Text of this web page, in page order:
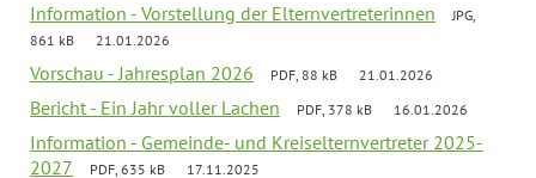
Information - Vorstellung der Elternvertreterinnen
JPG,
861 kB
21.01.2026
Vorschau - Jahresplan 2026 PDF, 88 kB 21.01.2026
Bericht - Ein Jahr voller Lachen PDF, 378 kB 16.01.2026
Information - Gemeinde- und Kreiselternvertreter 2025-
2027
PDF, 635 kB 17.11.2025